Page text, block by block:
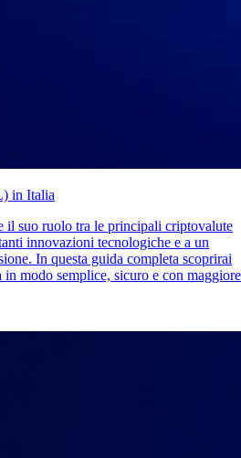
in Italia
il suo ruolo tra le principali criptovalute
innovazioni tecnologiche e a un
In questa guida completa scoprirai
modo semplice, sicuro e con maggiore